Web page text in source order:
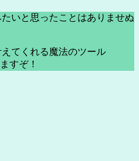
いと思ったことはありませぬ
てくれる魔法のツール
すぞ！